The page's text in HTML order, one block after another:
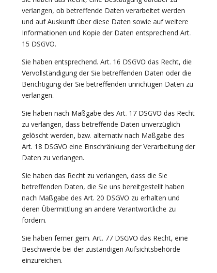
verlangen, ob betreffende Daten verarbeitet werden
und auf Auskunft über diese Daten sowie auf weitere
Informationen und Kopie der Daten entsprechend Art.
15 DSGVO.
Sie haben entsprechend. Art. 16 DSGVO das Recht, die
Vervollständigung der Sie betreffenden Daten oder die
Berichtigung der Sie betreffenden unrichtigen Daten zu
verlangen.
Sie haben nach Maßgabe des Art. 17 DSGVO das Recht
zu verlangen, dass betreffende Daten unverzüglich
gelöscht werden, bzw. alternativ nach Maßgabe des
Art. 18 DSGVO eine Einschränkung der Verarbeitung der
Daten zu verlangen.
Sie haben das Recht zu verlangen, dass die Sie
betreffenden Daten, die Sie uns bereitgestellt haben
nach Maßgabe des Art. 20 DSGVO zu erhalten und
deren Übermittlung an andere Verantwortliche zu
fordern.
Sie haben ferner gem. Art. 77 DSGVO das Recht, eine
Beschwerde bei der zuständigen Aufsichtsbehörde
einzureichen.